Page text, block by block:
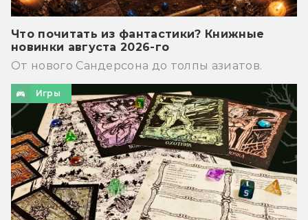
Что почитать из фантастики? Книжные
новинки августа 2026-го
От нового Сандерсона до толпы азиатов.
Игры